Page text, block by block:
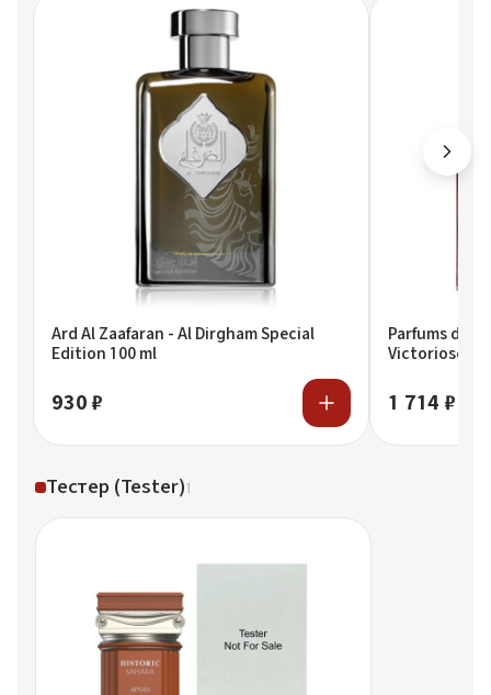
Ard Al Zaafaran - Al Dirgham Special
Edition 100 ml
930 ₽
Parfums de
Victorioso
1 714 ₽
Тестер (Tester)1